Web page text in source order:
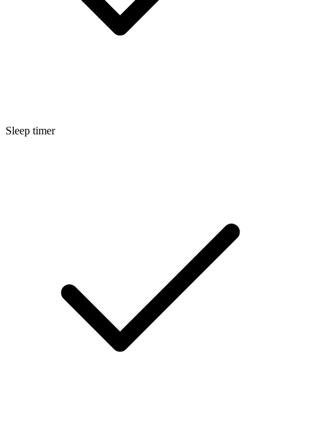
Sleep timer